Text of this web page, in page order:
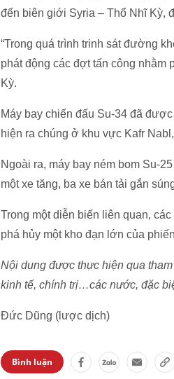
đến biên giới Syria – Thổ Nhĩ Kỳ,
“Trong quá trình trinh sát đường
phát động các đợt tấn công
Kỳ.
Máy bay chiến đấu Su-34 đã
hiện ra chúng ở khu vực Kafr
Ngoài ra, máy bay ném bom Su-
một xe tăng, ba xe bán tải gắn
Trong một diễn biến liên quan,
phá hủy một kho đạn lớn của
Nội dung được thực hiện qua
kinh tế, chính trị…các nước, đặc
Đức Dũng (lược dịch)
Bình luận